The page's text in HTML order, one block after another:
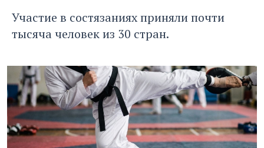
Участие в состязаниях приняли почти
тысяча человек из 30 стран.